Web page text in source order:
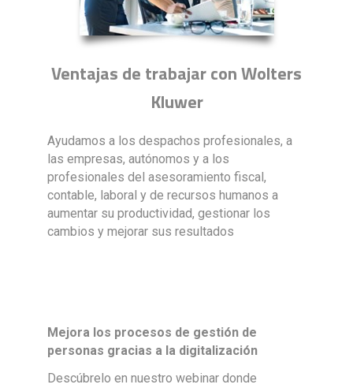
Ventajas de trabajar con Wolters
Kluwer
Ayudamos a los despachos profesionales, a
las empresas, autónomos y a los
profesionales del asesoramiento fiscal,
contable, laboral y de recursos humanos a
aumentar su productividad, gestionar los
cambios y mejorar sus resultados
Mejora los procesos de gestión de
personas gracias a la digitalización
Descúbrelo en nuestro webinar donde